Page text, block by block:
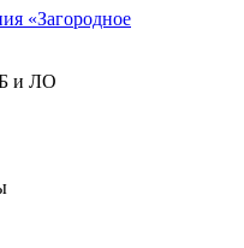
«Загородное